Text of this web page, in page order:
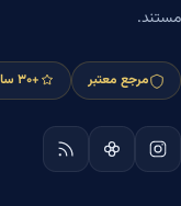
مستند.
مرجع معتبر +۳۰ سال تجربه